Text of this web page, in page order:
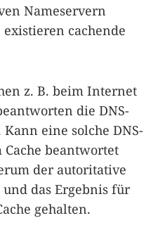
Nameservern
cachende
z. B. beim Internet
die DNS-
eine solche DNS-
beantwortet
der autoritative
das Ergebnis für
gehalten.